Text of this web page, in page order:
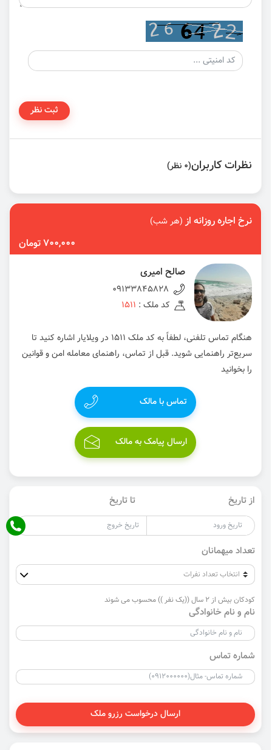
ثبت نظر
نظرات کاربران(0 نظر)
نرخ اجاره روزانه از(هر شب)
700,000 تومان
صالح امیری
09133845828
کد ملک : 1511
هنگام تماس تلفنی، لطفاً به کد ملک 1511 در ویلایار اشاره کنید تا
سریع‌تر راهنمایی شوید. قبل از تماس، راهنمای معامله امن و قوانین
را بخوانید
تماس با مالک
ارسال پیامک به مالک
از تاریخ تا تاریخ
تعداد میهمانان
کودکان بیش از 2 سال ((یک نفر )) محسوب می شوند
نام و نام خانوادگی
شماره تماس
ارسال درخواست رزرو ملک